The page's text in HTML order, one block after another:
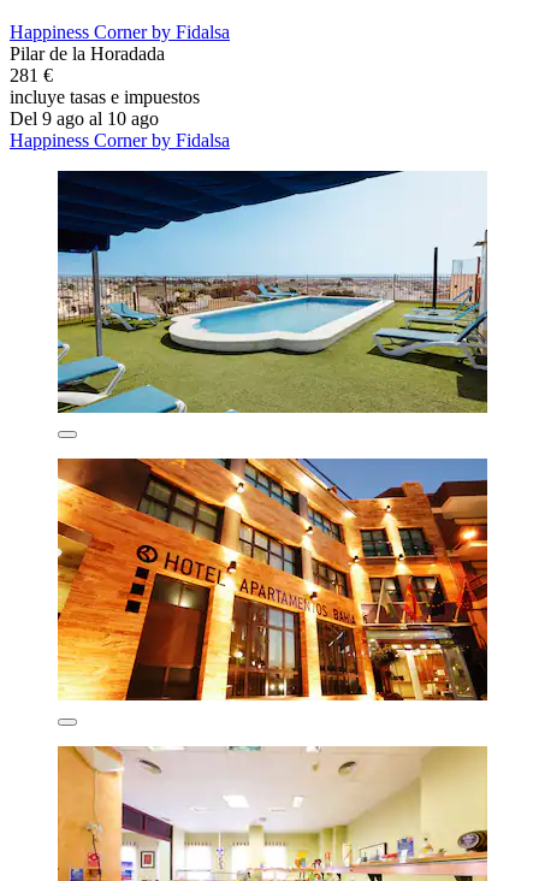
Happiness Corner by Fidalsa
Pilar de la Horadada
281 €
incluye tasas e impuestos
Del 9 ago al 10 ago
Happiness Corner by Fidalsa